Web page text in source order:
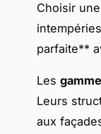
Choisir
parfaite**
Les
Leurs
aux